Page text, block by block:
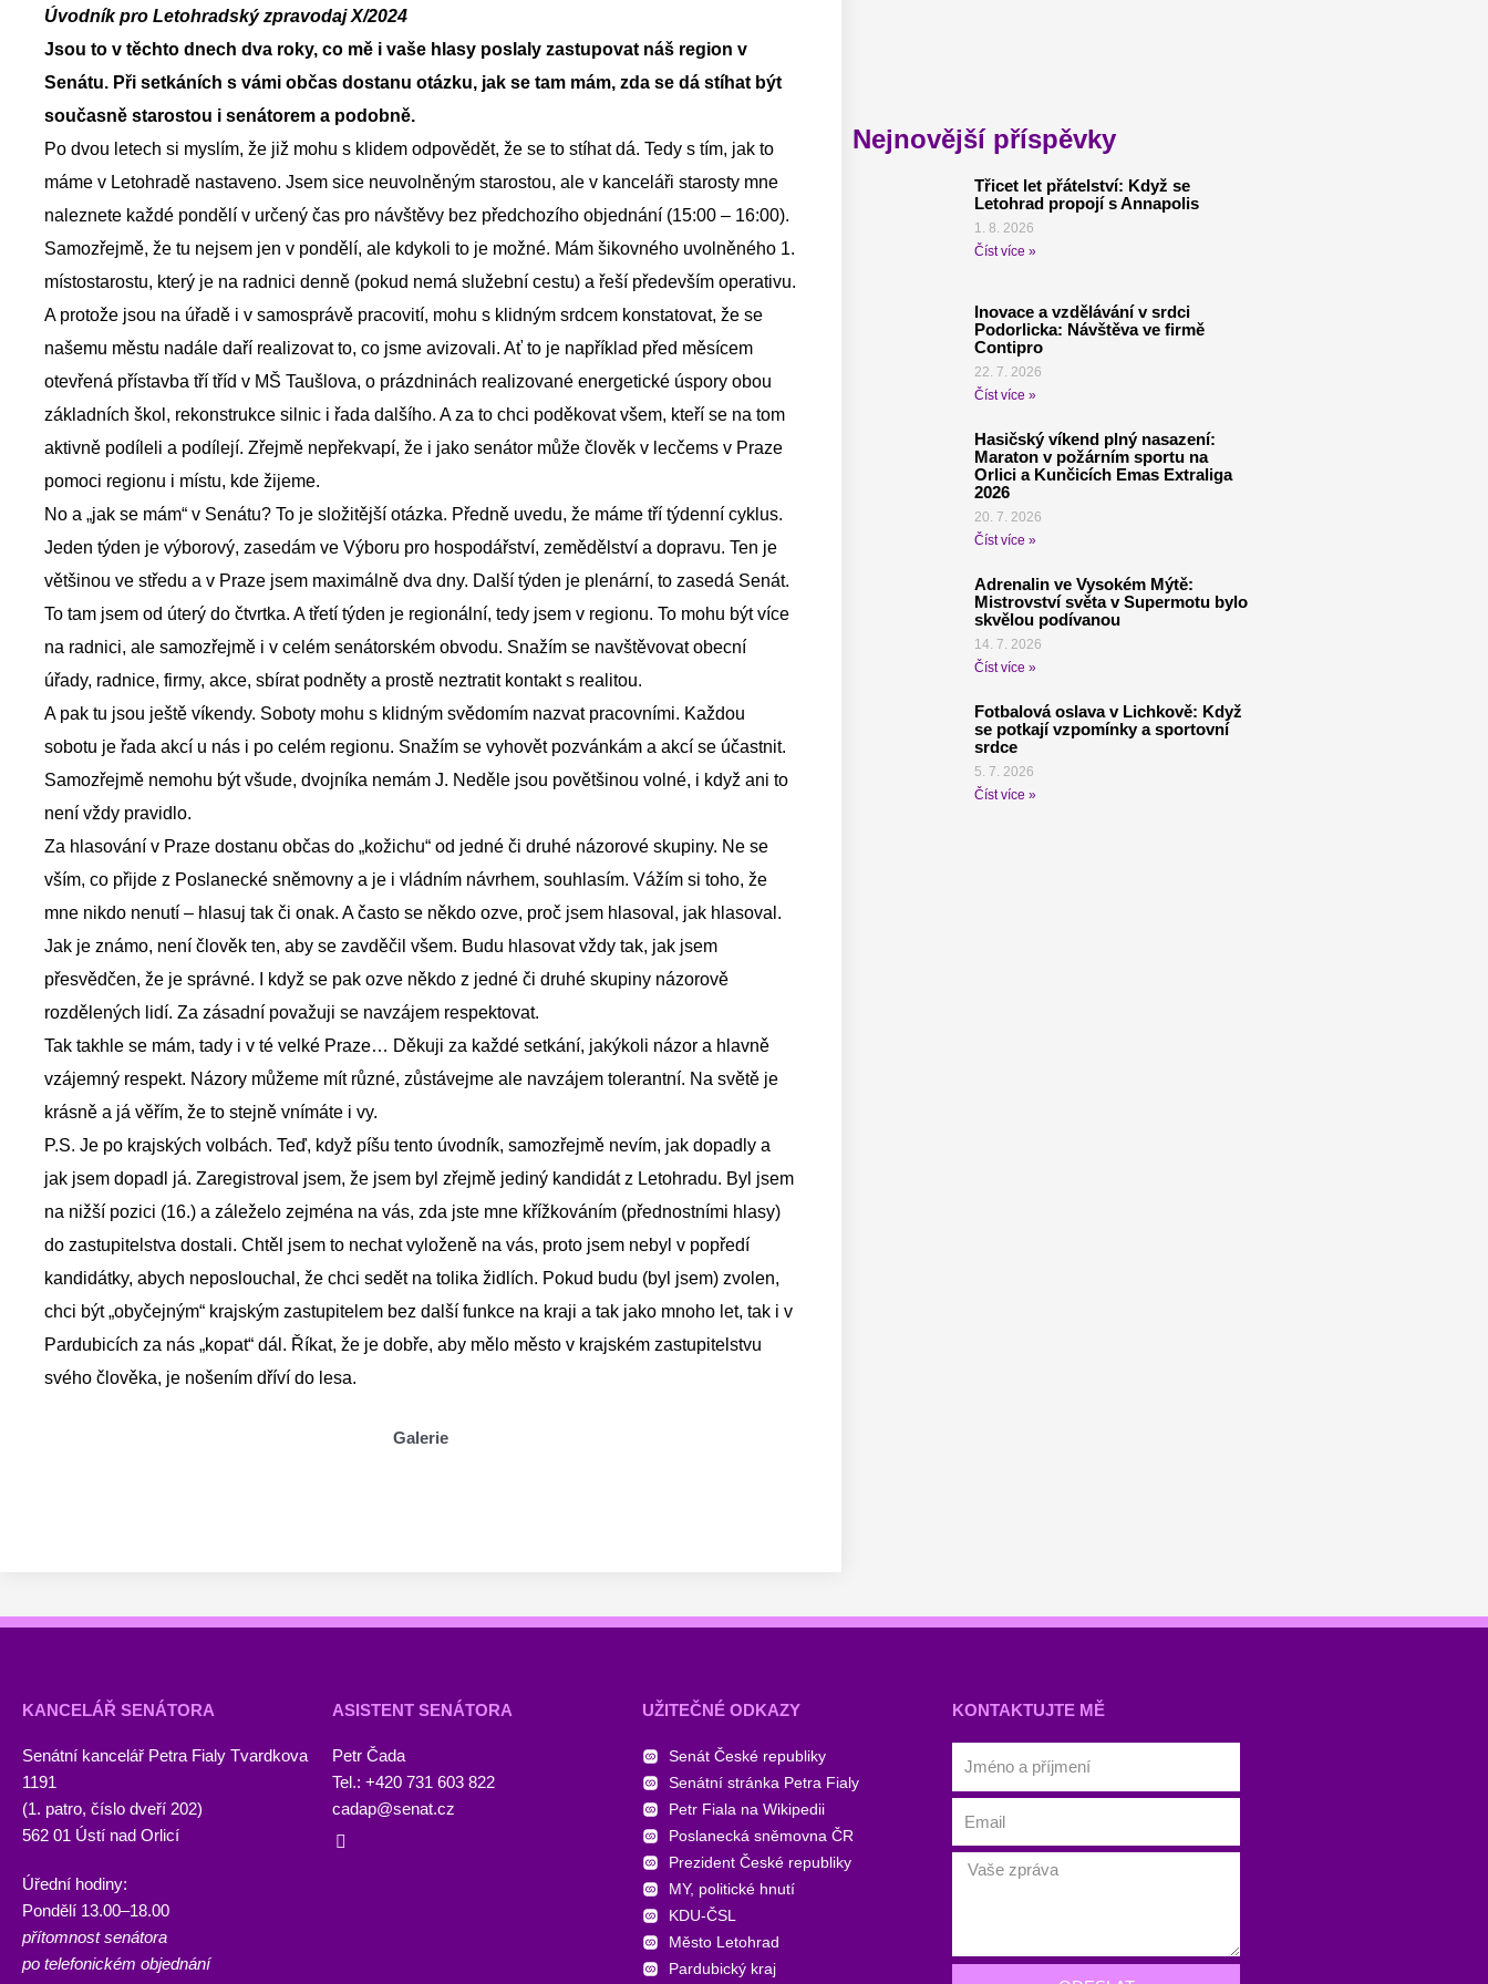
Úvodník pro Letohradský zpravodaj X/2024
Jsou to v těchto dnech dva roky, co mě i vaše hlasy poslaly zastupovat náš region v
Senátu. Při setkáních s vámi občas dostanu otázku, jak se tam mám, zda se dá stíhat být
současně starostou i senátorem a podobně.
Po dvou letech si myslím, že již mohu s klidem odpovědět, že se to stíhat dá. Tedy s tím, jak to
máme v Letohradě nastaveno. Jsem sice neuvolněným starostou, ale v kanceláři starosty mne
naleznete každé pondělí v určený čas pro návštěvy bez předchozího objednání (15:00 – 16:00).
Samozřejmě, že tu nejsem jen v pondělí, ale kdykoli to je možné. Mám šikovného uvolněného 1.
místostarostu, který je na radnici denně (pokud nemá služební cestu) a řeší především operativu.
A protože jsou na úřadě i v samosprávě pracovití, mohu s klidným srdcem konstatovat, že se
našemu městu nadále daří realizovat to, co jsme avizovali. Ať to je například před měsícem
otevřená přístavba tří tříd v MŠ Taušlova, o prázdninách realizované energetické úspory obou
základních škol, rekonstrukce silnic i řada dalšího. A za to chci poděkovat všem, kteří se na tom
aktivně podíleli a podílejí. Zřejmě nepřekvapí, že i jako senátor může člověk v lecčems v Praze
pomoci regionu i místu, kde žijeme.
No a „jak se mám“ v Senátu? To je složitější otázka. Předně uvedu, že máme tří týdenní cyklus.
Jeden týden je výborový, zasedám ve Výboru pro hospodářství, zemědělství a dopravu. Ten je
většinou ve středu a v Praze jsem maximálně dva dny. Další týden je plenární, to zasedá Senát.
To tam jsem od úterý do čtvrtka. A třetí týden je regionální, tedy jsem v regionu. To mohu být více
na radnici, ale samozřejmě i v celém senátorském obvodu. Snažím se navštěvovat obecní
úřady, radnice, firmy, akce, sbírat podněty a prostě neztratit kontakt s realitou.
A pak tu jsou ještě víkendy. Soboty mohu s klidným svědomím nazvat pracovními. Každou
sobotu je řada akcí u nás i po celém regionu. Snažím se vyhovět pozvánkám a akcí se účastnit.
Samozřejmě nemohu být všude, dvojníka nemám J. Neděle jsou povětšinou volné, i když ani to
není vždy pravidlo.
Za hlasování v Praze dostanu občas do „kožichu“ od jedné či druhé názorové skupiny. Ne se
vším, co přijde z Poslanecké sněmovny a je i vládním návrhem, souhlasím. Vážím si toho, že
mne nikdo nenutí – hlasuj tak či onak. A často se někdo ozve, proč jsem hlasoval, jak hlasoval.
Jak je známo, není člověk ten, aby se zavděčil všem. Budu hlasovat vždy tak, jak jsem
přesvědčen, že je správné. I když se pak ozve někdo z jedné či druhé skupiny názorově
rozdělených lidí. Za zásadní považuji se navzájem respektovat.
Tak takhle se mám, tady i v té velké Praze… Děkuji za každé setkání, jakýkoli názor a hlavně
vzájemný respekt. Názory můžeme mít různé, zůstávejme ale navzájem tolerantní. Na světě je
krásně a já věřím, že to stejně vnímáte i vy.
P.S. Je po krajských volbách. Teď, když píšu tento úvodník, samozřejmě nevím, jak dopadly a
jak jsem dopadl já. Zaregistroval jsem, že jsem byl zřejmě jediný kandidát z Letohradu. Byl jsem
na nižší pozici (16.) a záleželo zejména na vás, zda jste mne křížkováním (přednostními hlasy)
do zastupitelstva dostali. Chtěl jsem to nechat vyloženě na vás, proto jsem nebyl v popředí
kandidátky, abych neposlouchal, že chci sedět na tolika židlích. Pokud budu (byl jsem) zvolen,
chci být „obyčejným“ krajským zastupitelem bez další funkce na kraji a tak jako mnoho let, tak i v
Pardubicích za nás „kopat“ dál. Říkat, že je dobře, aby mělo město v krajském zastupitelstvu
svého člověka, je nošením dříví do lesa.
Galerie
Nejnovější příspěvky
Třicet let přátelství: Když se
Letohrad propojí s Annapolis
1. 8. 2026
Číst více »
Inovace a vzdělávání v srdci
Podorlicka: Návštěva ve firmě
Contipro
22. 7. 2026
Číst více »
Hasičský víkend plný nasazení:
Maraton v požárním sportu na
Orlici a Kunčicích Emas Extraliga
2026
20. 7. 2026
Číst více »
Adrenalin ve Vysokém Mýtě:
Mistrovství světa v Supermotu bylo
skvělou podívanou
14. 7. 2026
Číst více »
Fotbalová oslava v Lichkově: Když
se potkají vzpomínky a sportovní
srdce
5. 7. 2026
Číst více »
KANCELÁŘ SENÁTORA
Senátní kancelář Petra Fialy Tvardkova
1191
(1. patro, číslo dveří 202)
562 01 Ústí nad Orlicí
Úřední hodiny:
Pondělí 13.00–18.00
přítomnost senátora
po telefonickém objednání
ASISTENT SENÁTORA
Petr Čada
Tel.: +420 731 603 822
cadap@senat.cz
UŽITEČNÉ ODKAZY
Senát České republiky
Senátní stránka Petra Fialy
Petr Fiala na Wikipedii
Poslanecká sněmovna ČR
Prezident České republiky
MY, politické hnutí
KDU-ČSL
Město Letohrad
Pardubický kraj
KONTAKTUJTE MĚ